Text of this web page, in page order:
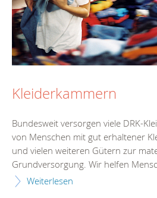
Kleiderkammern
Bundesweit versorgen viele DRK-
von Menschen mit gut erhaltener
und vielen weiteren Gütern zur
Grundversorgung. Wir helfen
Weiterlesen